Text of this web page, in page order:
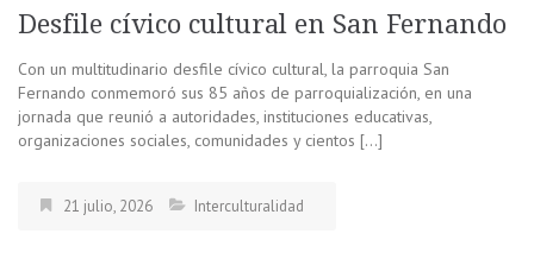
Desfile cívico cultural en San Fernando
Con un multitudinario desfile cívico cultural, la parroquia San
Fernando conmemoró sus 85 años de parroquialización, en una
jornada que reunió a autoridades, instituciones educativas,
organizaciones sociales, comunidades y cientos […]
21 julio, 2026 Interculturalidad